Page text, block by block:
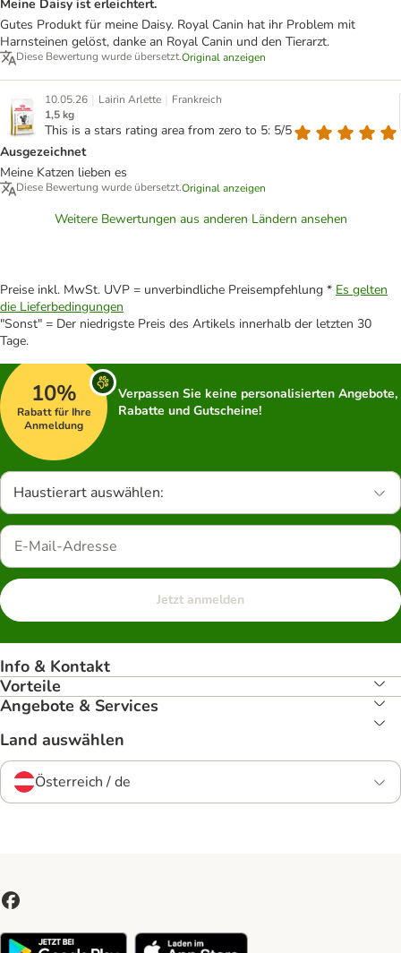
Meine Daisy ist erleichtert.
Gutes Produkt für meine Daisy. Royal Canin hat ihr Problem mit
Harnsteinen gelöst, danke an Royal Canin und den Tierarzt.
Diese Bewertung wurde übersetzt.Original anzeigen
10.05.26 | Lairin Arlette | Frankreich
1,5 kg
This is a stars rating area from zero to 5: 5/5
Ausgezeichnet
Meine Katzen lieben es
Diese Bewertung wurde übersetzt.Original anzeigen
Weitere Bewertungen aus anderen Ländern ansehen
Preise inkl. MwSt. UVP = unverbindliche Preisempfehlung * Es gelten
die Lieferbedingungen
"Sonst" = Der niedrigste Preis des Artikels innerhalb der letzten 30
Tage.
10%
Rabatt für Ihre
Anmeldung
Verpassen Sie keine personalisierten Angebote,
Rabatte und Gutscheine!
Haustierart auswählen:
Jetzt anmelden
Info & Kontakt
Vorteile
Angebote & Services
Land auswählen
Österreich / de